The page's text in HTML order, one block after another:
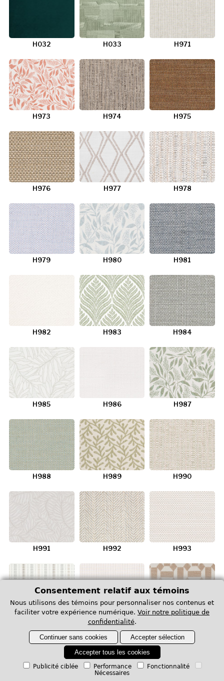
H032 H033 H971
H973 H974 H975
H976 H977 H978
H979 H980 H981
H982 H983 H984
H985 H986 H987
H988 H989 H990
H991 H992 H993
H995
Consentement relatif aux témoins
Nous utilisons des témoins pour personnaliser nos contenus et
faciliter votre expérience numérique. Voir notre politique de
confidentialité.
Continuer sans cookies
Accepter sélection
Accepter tous les cookies
Publicité ciblée Performance
Fonctionnalité
Nécessaires